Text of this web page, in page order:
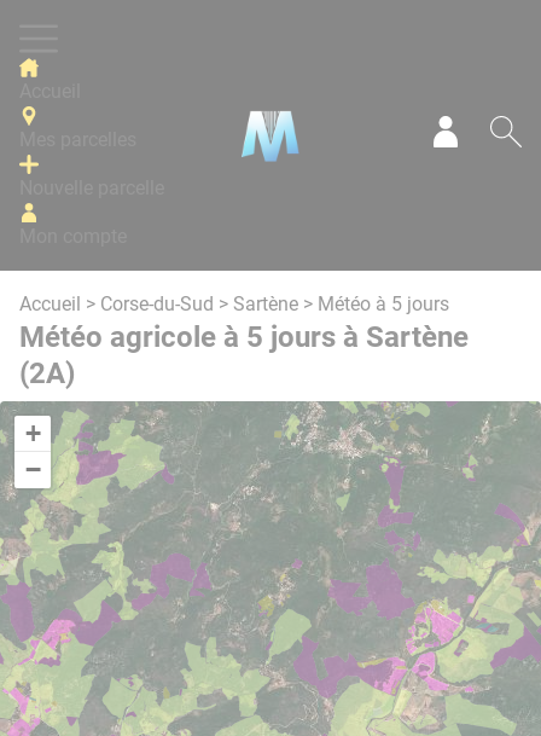
Accueil > Corse-du-Sud > Sartène > Météo à 5 jours
Météo agricole à 5 jours à Sartène
(2A)
+
−